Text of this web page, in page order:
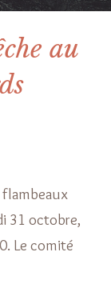
au
flambeaux
31 octobre,
Le comité